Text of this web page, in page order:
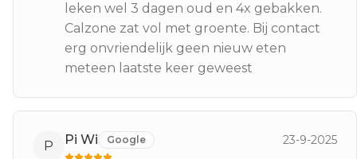
leken wel 3 dagen oud en 4x gebakken.
Calzone zat vol met groente. Bij contact
erg onvriendelijk geen nieuw eten
meteen laatste keer geweest
P Pi Wi Google 23-9-2025